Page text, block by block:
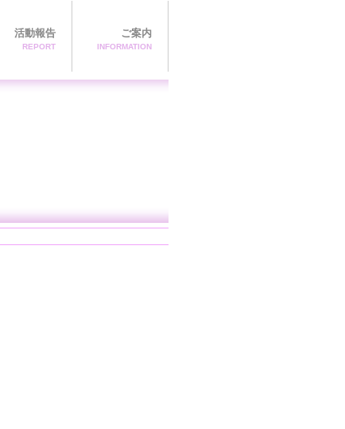
活動報告
REPORT
ご案内
INFORMATION